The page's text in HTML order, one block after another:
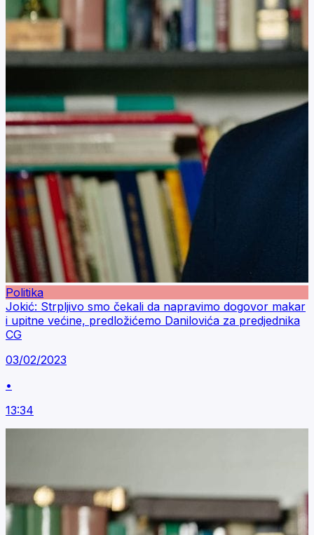
Politika
Jokić: Strpljivo smo čekali da napravimo dogovor makar
i upitne većine, predložićemo Danilovića za predjednika
CG
03/02/2023
•
13:34